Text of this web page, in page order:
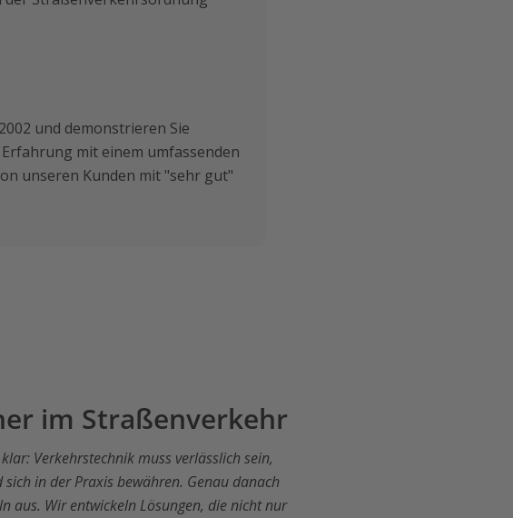
und demonstrieren Sie
mit einem umfassenden
unseren Kunden mit "sehr gut"
im Straßenverkehr
Verkehrstechnik muss verlässlich sein,
in der Praxis bewähren. Genau danach
aus. Wir entwickeln Lösungen, die nicht nur